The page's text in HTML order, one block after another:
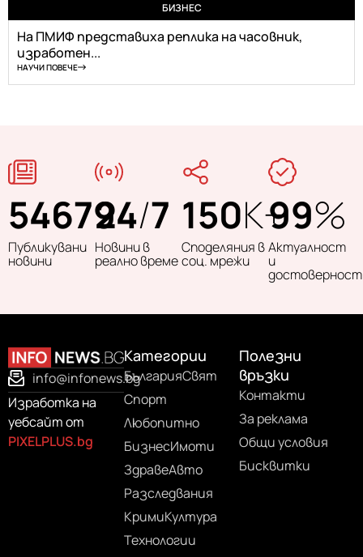
БИЗНЕС
На ПМИФ представиха реплика на часовник,
изработен...
НАУЧИ ПОВЕЧЕ
54679
Публикувани
новини
24/7
Новини в
реално време
150K+
Споделяния в
соц. мрежи
99%
Актуалност
и
достоверност
info@infonews.bg
Изработка на
уебсайт от
PIXELPLUS.bg
Категории
БългарияСвят
Спорт
Любопитно
БизнесИмоти
ЗдравеАвто
Разследвания
КримиКултура
Технологии
Полезни
връзки
Контакти
За реклама
Общи условия
Бисквитки